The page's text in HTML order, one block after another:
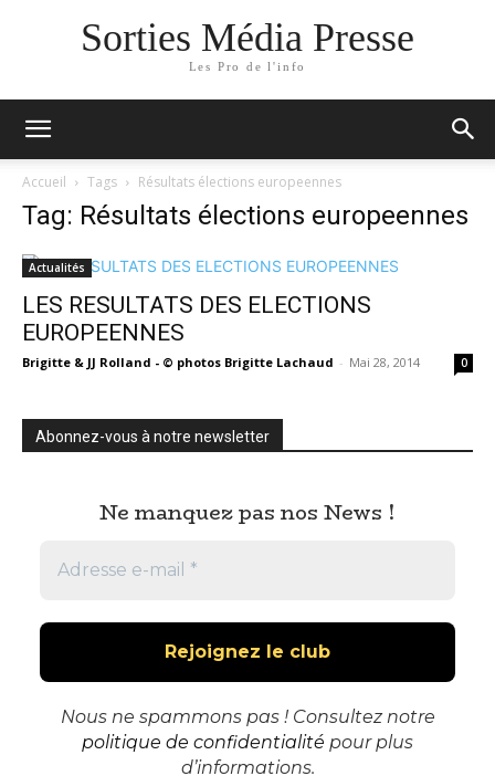
Sorties Média Presse
Les Pro de l'info
Accueil Tags Résultats élections europeennes
Tag: Résultats élections europeennes
Actualités
LES RESULTATS DES ELECTIONS
EUROPEENNES
Brigitte & JJ Rolland - © photos Brigitte Lachaud - Mai 28, 2014 0
Abonnez-vous à notre newsletter
Ne manquez pas nos News !
Nous ne spammons pas ! Consultez notre
politique de confidentialité pour plus
d’informations.